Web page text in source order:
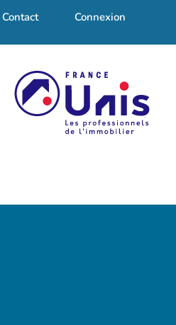
Contact Connexion